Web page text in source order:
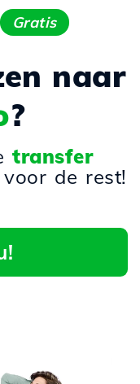
Gratis
naar
?
transfer
de rest!